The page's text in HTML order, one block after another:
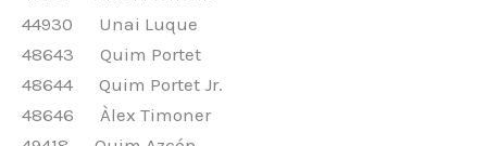
44930 Unai Luque
48643 Quim Portet
48644 Quim Portet Jr.
48646 Àlex Timoner